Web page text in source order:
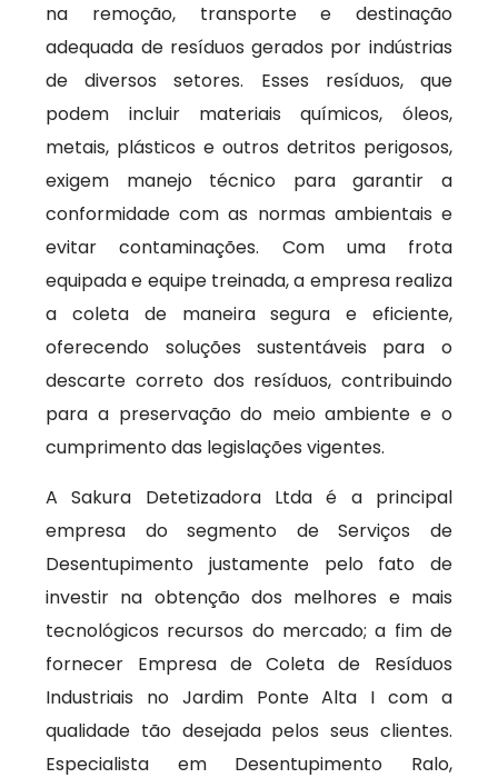
na remoção, transporte e destinação
adequada de resíduos gerados por indústrias
de diversos setores. Esses resíduos, que
podem incluir materiais químicos, óleos,
metais, plásticos e outros detritos perigosos,
exigem manejo técnico para garantir a
conformidade com as normas ambientais e
evitar contaminações. Com uma frota
equipada e equipe treinada, a empresa realiza
a coleta de maneira segura e eficiente,
oferecendo soluções sustentáveis para o
descarte correto dos resíduos, contribuindo
para a preservação do meio ambiente e o
cumprimento das legislações vigentes.
A Sakura Detetizadora Ltda é a principal
empresa do segmento de Serviços de
Desentupimento justamente pelo fato de
investir na obtenção dos melhores e mais
tecnológicos recursos do mercado; a fim de
fornecer Empresa de Coleta de Resíduos
Industriais no Jardim Ponte Alta I com a
qualidade tão desejada pelos seus clientes.
Especialista em Desentupimento Ralo,